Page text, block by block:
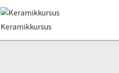
#21 Gode Råd
03:48
Keramikkursus